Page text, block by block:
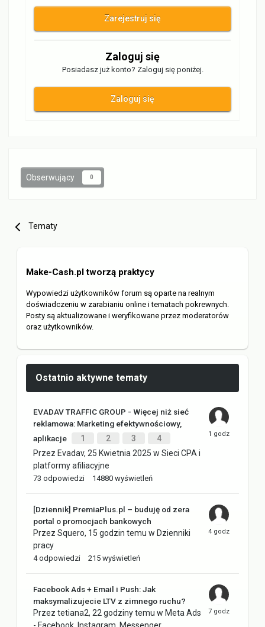
Zarejestruj się
Zaloguj się
Posiadasz już konto? Zaloguj się poniżej.
Zaloguj się
Obserwujący 0
Tematy
Make-Cash.pl tworzą praktycy
Wypowiedzi użytkowników forum są oparte na realnym
doświadczeniu w zarabianiu online i tematach pokrewnych.
Posty są aktualizowane i weryfikowane przez moderatorów
oraz użytkowników.
Ostatnio aktywne tematy
EVADAV TRAFFIC GROUP - Więcej niż sieć
reklamowa: Marketing efektywnościowy,
aplikacje
1 2 3
4
Przez Evadav, 25 Kwietnia 2025 w Sieci CPA i
platformy afiliacyjne
73 odpowiedzi 14880 wyświetleń
[Dziennik] PremiaPlus.pl – buduję od zera
portal o promocjach bankowych
Przez Squero, 15 godzin temu w Dzienniki
pracy
4 odpowiedzi 215 wyświetleń
Facebook Ads + Email i Push: Jak
maksymalizujecie LTV z zimnego ruchu?
Przez tetiana2, 22 godziny temu w Meta Ads
- Facebook, Instagram, Messenger